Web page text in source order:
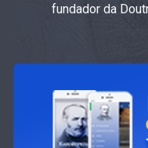
fundador da